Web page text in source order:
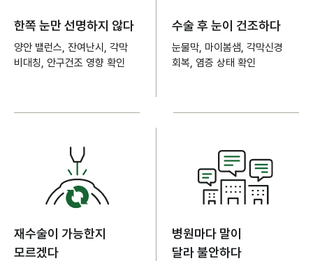
한쪽 눈만 선명하지 않다
양안 밸런스, 잔여난시, 각막
비대칭, 안구건조 영향 확인
수술 후 눈이 건조하다
눈물막, 마이봄샘, 각막신경
회복, 염증 상태 확인
재수술이 가능한지
모르겠다
병원마다 말이
달라 불안하다